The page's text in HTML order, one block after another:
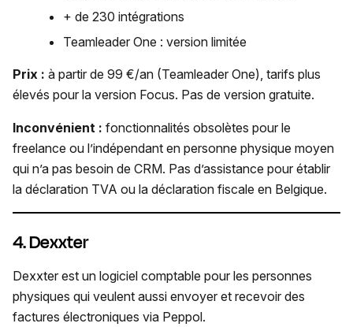
+ de 230 intégrations
Teamleader One : version limitée
Prix : à partir de 99 €/an (Teamleader One), tarifs plus
élevés pour la version Focus. Pas de version gratuite.
Inconvénient : fonctionnalités obsolètes pour le
freelance ou l’indépendant en personne physique moyen
qui n’a pas besoin de CRM. Pas d’assistance pour établir
la déclaration TVA ou la déclaration fiscale en Belgique.
4. Dexxter
Dexxter est un logiciel comptable pour les personnes
physiques qui veulent aussi envoyer et recevoir des
factures électroniques via Peppol.